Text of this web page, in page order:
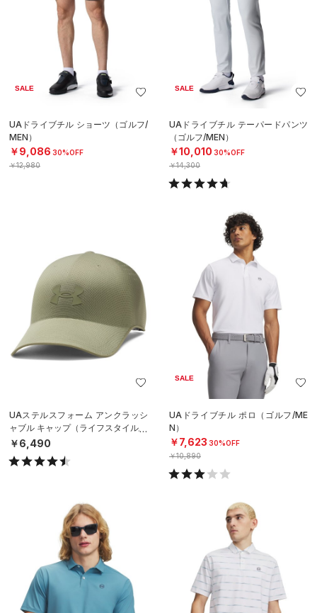
SALE
UAドライブチル ショーツ（ゴルフ/
MEN）
￥9,086 30%OFF
￥12,980
SALE
UAドライブチル テーパードパンツ
（ゴルフ/MEN）
￥10,010 30%OFF
￥14,300
UAステルスフォーム アンクラッシ
ャブル キャップ（ライフスタイル/U
NISEX）
￥6,490
SALE
UAドライブチル ポロ（ゴルフ/ME
N）
￥7,623 30%OFF
￥10,890